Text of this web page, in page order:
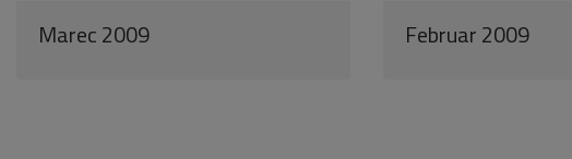
Marec 2009 Februar 2009